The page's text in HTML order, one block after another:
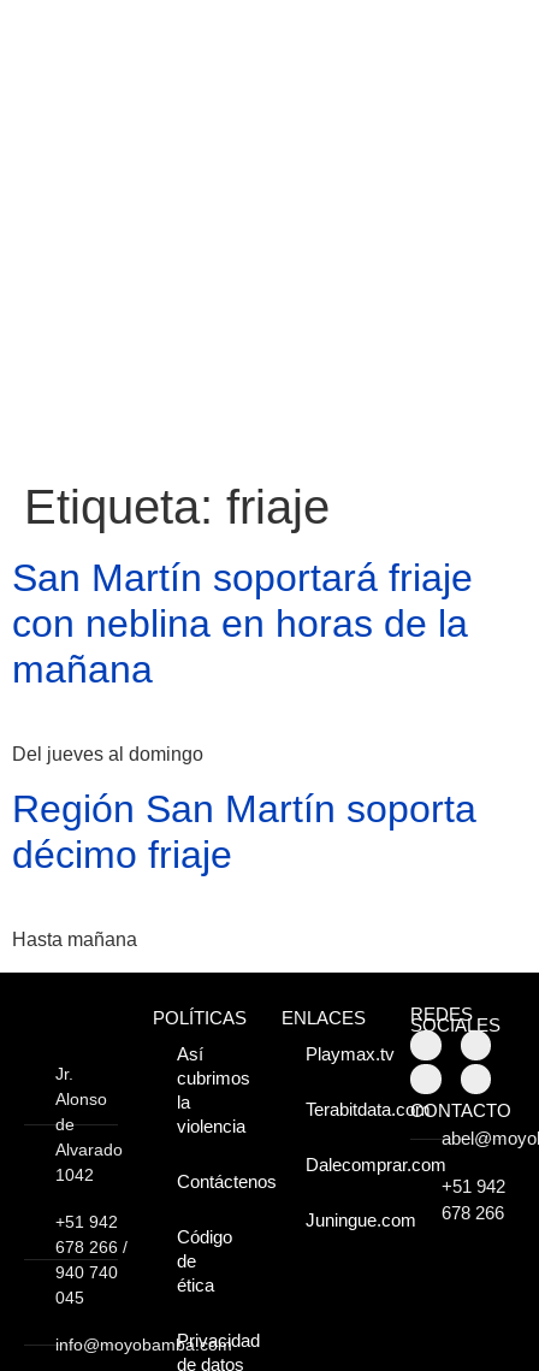
Atractivos
sorprendentes,
¡Descúbrelos!
Etiqueta: friaje
San Martín soportará friaje
con neblina en horas de la
mañana
Del jueves al domingo
Región San Martín soporta
décimo friaje
Hasta mañana
Jr.
Alonso
de
Alvarado
1042
+51 942
678 266 /
940 740
045
info@moyobamba.com
POLÍTICAS
Así
cubrimos
la
violencia
Contáctenos
Código
de
ética
Privacidad
de datos
ENLACES
Playmax.tv
Terabitdata.com
Dalecomprar.com
Juningue.com
REDES
SOCIALES
CONTACTO
+51 942
678 266